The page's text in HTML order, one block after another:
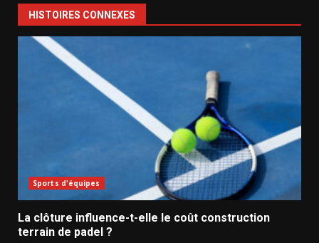
HISTOIRES CONNEXES
Sports d'équipes
La clôture influence-t-elle le coût construction
terrain de padel ?